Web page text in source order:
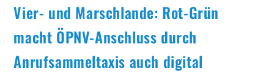
Vier- und Marschlande: Rot-Grün
macht ÖPNV-Anschluss durch
Anrufsammeltaxis auch digital